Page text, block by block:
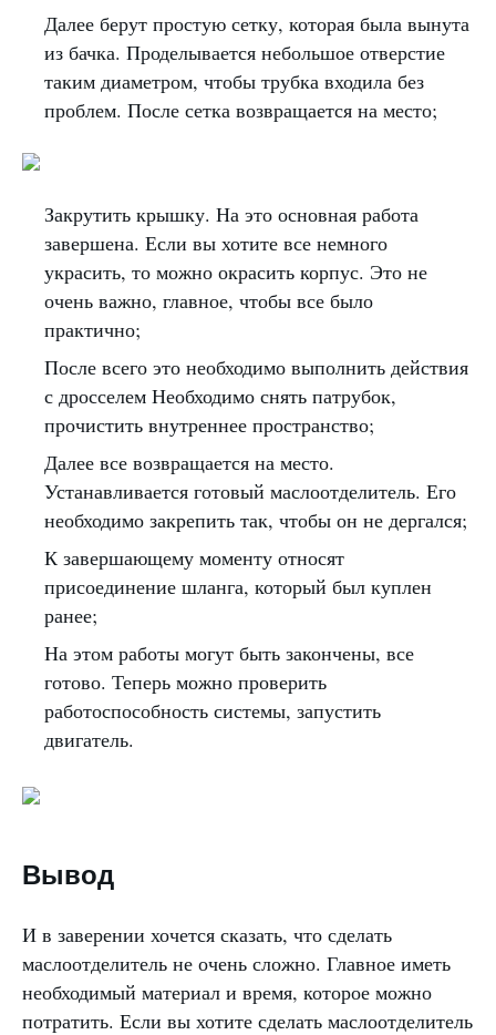
Далее берут простую сетку, которая была вынута
из бачка. Проделывается небольшое отверстие
таким диаметром, чтобы трубка входила без
проблем. После сетка возвращается на место;
Закрутить крышку. На это основная работа
завершена. Если вы хотите все немного
украсить, то можно окрасить корпус. Это не
очень важно, главное, чтобы все было
практично;
После всего это необходимо выполнить действия
с дросселем Необходимо снять патрубок,
прочистить внутреннее пространство;
Далее все возвращается на место.
Устанавливается готовый маслоотделитель. Его
необходимо закрепить так, чтобы он не дергался;
К завершающему моменту относят
присоединение шланга, который был куплен
ранее;
На этом работы могут быть закончены, все
готово. Теперь можно проверить
работоспособность системы, запустить
двигатель.
Вывод
И в заверении хочется сказать, что сделать
маслоотделитель не очень сложно. Главное иметь
необходимый материал и время, которое можно
потратить. Если вы хотите сделать маслоотделитель